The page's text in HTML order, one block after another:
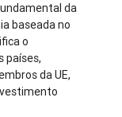
da
baseada no
o
países,
da UE,